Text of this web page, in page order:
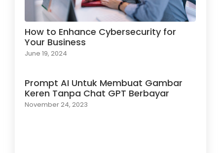
How to Enhance Cybersecurity for
Your Business
June 19, 2024
Prompt AI Untuk Membuat Gambar
Keren Tanpa Chat GPT Berbayar
November 24, 2023